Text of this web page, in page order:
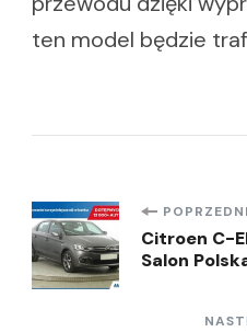
ten model będzie
wpisu
Citroen C-
Salon